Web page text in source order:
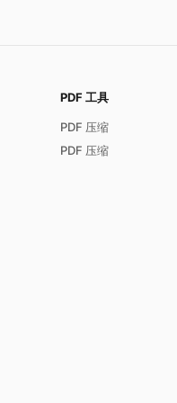
PDF 工具
PDF 压缩
PDF 压缩